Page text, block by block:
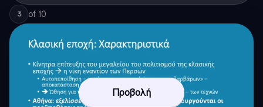
3 of 10
Προβολή